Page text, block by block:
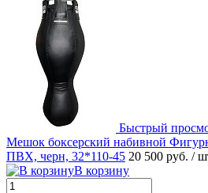
Быстрый
Мешок боксерский набивной
ПВХ, черн, 32*110-45 20 500 руб. /
В корзину